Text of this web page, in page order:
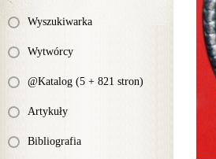
Wyszukiwarka
Wytwórcy
@Katalog (5 + 821 stron)
Artykuły
Bibliografia